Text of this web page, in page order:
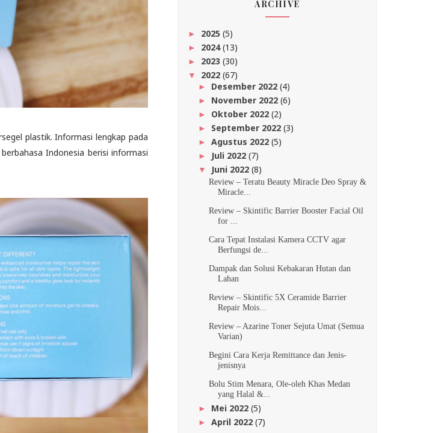
plastik. Informasi lengkap pada
Indonesia berisi informasi
ARCHIVE
► 2025 (5)
► 2024(13)
► 2023 (30)
▼ 2022 (67)
► Desember 2022 (4)
► November 2022 (6)
► Oktober 2022 (2)
► September 2022 (3)
► Agustus 2022 (5)
► Juli 2022 (7)
▼ Juni 2022 (8)
Review – Teratu Beauty Miracle Deo Spray &
Miracle...
Review – Skintific Barrier Booster Facial Oil
for ...
Cara Tepat Instalasi Kamera CCTV agar
Berfungsi de...
Dampak dan Solusi Kebakaran Hutan dan
Lahan
Review – Skintific 5X Ceramide Barrier
Repair Mois...
Review – Azarine Toner Sejuta Umat (Semua
Varian)
Begini Cara Kerja Remittance dan Jenis-
jenisnya
Bolu Stim Menara, Ole-oleh Khas Medan
yang Halal &...
► Mei 2022 (5)
► April 2022 (7)